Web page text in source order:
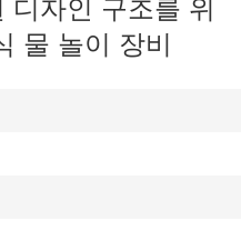
자인 구조를 위
물 놀이 장비